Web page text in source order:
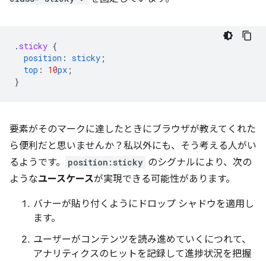
. sticky {
position : sticky ;
top : 10px ;
}
要素がそのマークに達したときにブラウザが教えてくれた
ら便利だと思いませんか？私以外にも、そう考える人がい
るようです。
position:sticky のシグナルにより、次の
ようなユースケースが実現できる可能性があります。
バナーが貼り付くようにドロップ シャドウを適用し
ます。
ユーザーがコンテンツを読み進めていくにつれて、
アナリティクスのヒットを記録して進捗状況を把握